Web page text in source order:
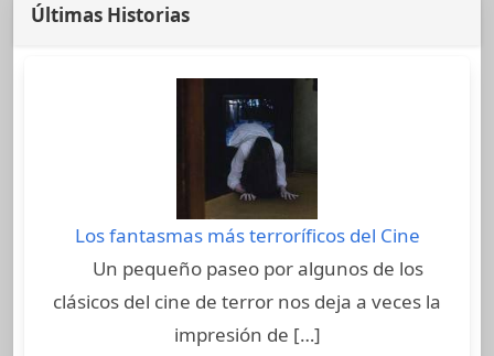
Últimas Historias
Los fantasmas más terroríficos del Cine
Un pequeño paseo por algunos de los
clásicos del cine de terror nos deja a veces la
impresión de […]